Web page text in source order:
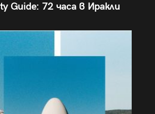
Guide: 72 часа в Иракли